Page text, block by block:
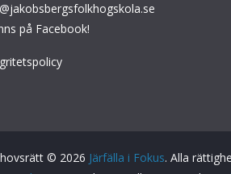
på Facebook!
© 2026 Järfälla i Fokus. Alla